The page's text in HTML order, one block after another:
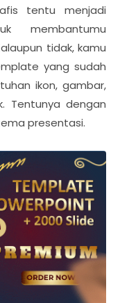
tentu menjadi
membantumu
tidak, kamu
yang sudah
ikon, gambar,
Tentunya dengan
presentasi.